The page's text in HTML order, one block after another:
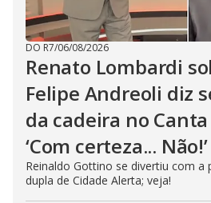
DO R7/06/08/2026
Renato Lombardi
Felipe Andreoli diz
da cadeira no
‘Com certeza... Não!’
Reinaldo Gottino se divertiu com a
dupla de Cidade Alerta; veja!